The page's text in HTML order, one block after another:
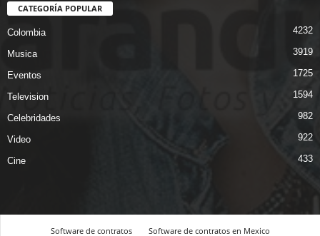
CATEGORÍA POPULAR
Colombia 4232
Musica 3919
Eventos 1725
Television 1594
Celebridades 982
Video 922
Cine 433
Software de contratos Software de contratos en Mexico